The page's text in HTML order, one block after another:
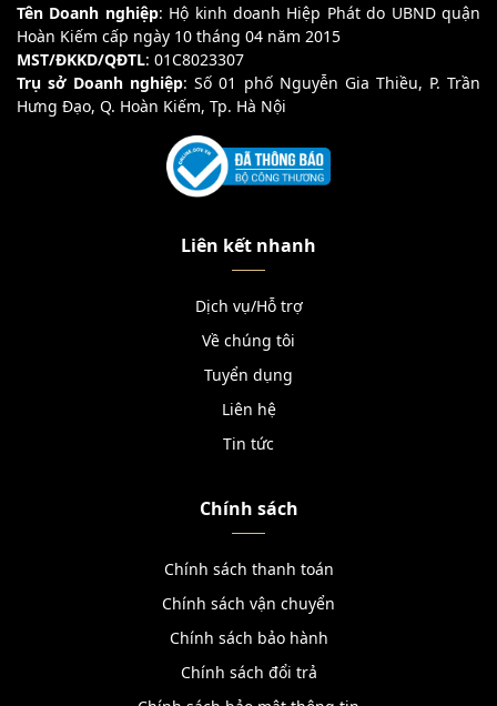
Tên Doanh nghiệp: Hộ kinh doanh Hiệp Phát do UBND quận
Hoàn Kiếm cấp ngày 10 tháng 04 năm 2015
MST/ĐKKD/QĐTL: 01C8023307
Trụ sở Doanh nghiệp: Số 01 phố Nguyễn Gia Thiều, P. Trần
Hưng Đạo, Q. Hoàn Kiếm, Tp. Hà Nội
Liên kết nhanh
Dịch vụ/Hỗ trợ
Về chúng tôi
Tuyển dụng
Liên hệ
Tin tức
Chính sách
Chính sách thanh toán
Chính sách vận chuyển
Chính sách bảo hành
Chính sách đổi trả